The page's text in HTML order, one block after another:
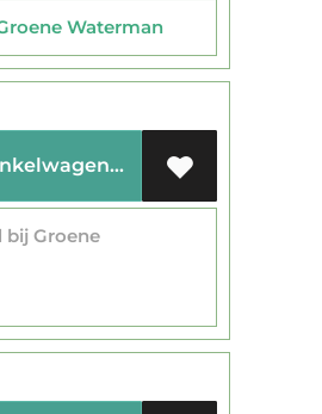
Waterman
Toevoegen aan winkelwagen
bij Groene